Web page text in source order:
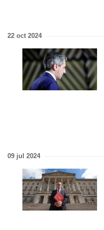
22 oct 2024
09 jul 2024